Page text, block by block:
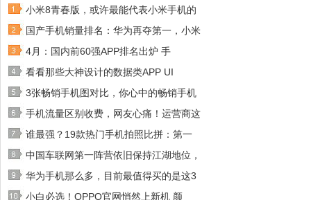
小米8青春版，或许最能代表小米手机的
国产手机销量排名：华为再夺第一，小米
4月：国内前60强APP排名出炉 手
看看那些大神设计的数据类APP UI
3张畅销手机图对比，你心中的畅销手机
手机流量区别收费，网友心痛！运营商这
谁最强？19款热门手机拍照比拼：第一
中国车联网第一阵营依旧保持江湖地位，
华为手机那么多，目前最值得买的是这3
小白必选！OPPO官网悄然上新机 颜